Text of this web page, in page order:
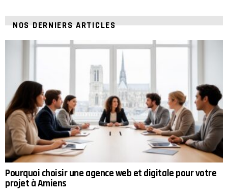
NOS DERNIERS ARTICLES
Pourquoi choisir une agence web et digitale pour votre
projet à Amiens